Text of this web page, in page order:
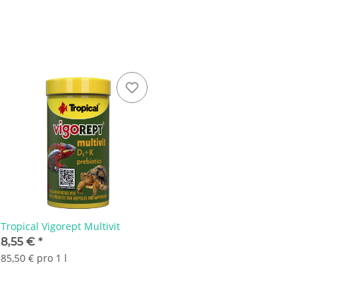
Tropical Vigorept Multivit
8,55 € *
85,50 € pro 1 l